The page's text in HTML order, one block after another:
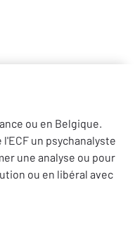
ou en Belgique.
un psychanalyste
une analyse ou pour
ou en libéral avec